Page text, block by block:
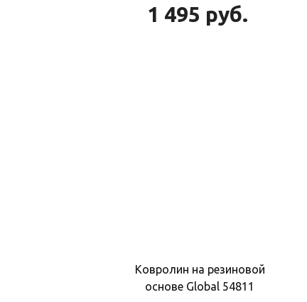
1 495 руб.
Ковролин на резиновой
основе Global 54811